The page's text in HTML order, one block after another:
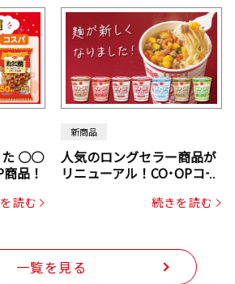
た ○○
品！
読む
新商品
人気のロングセラー商品が
リニューアル！CO･OPコー
続きを読む
一覧を見る